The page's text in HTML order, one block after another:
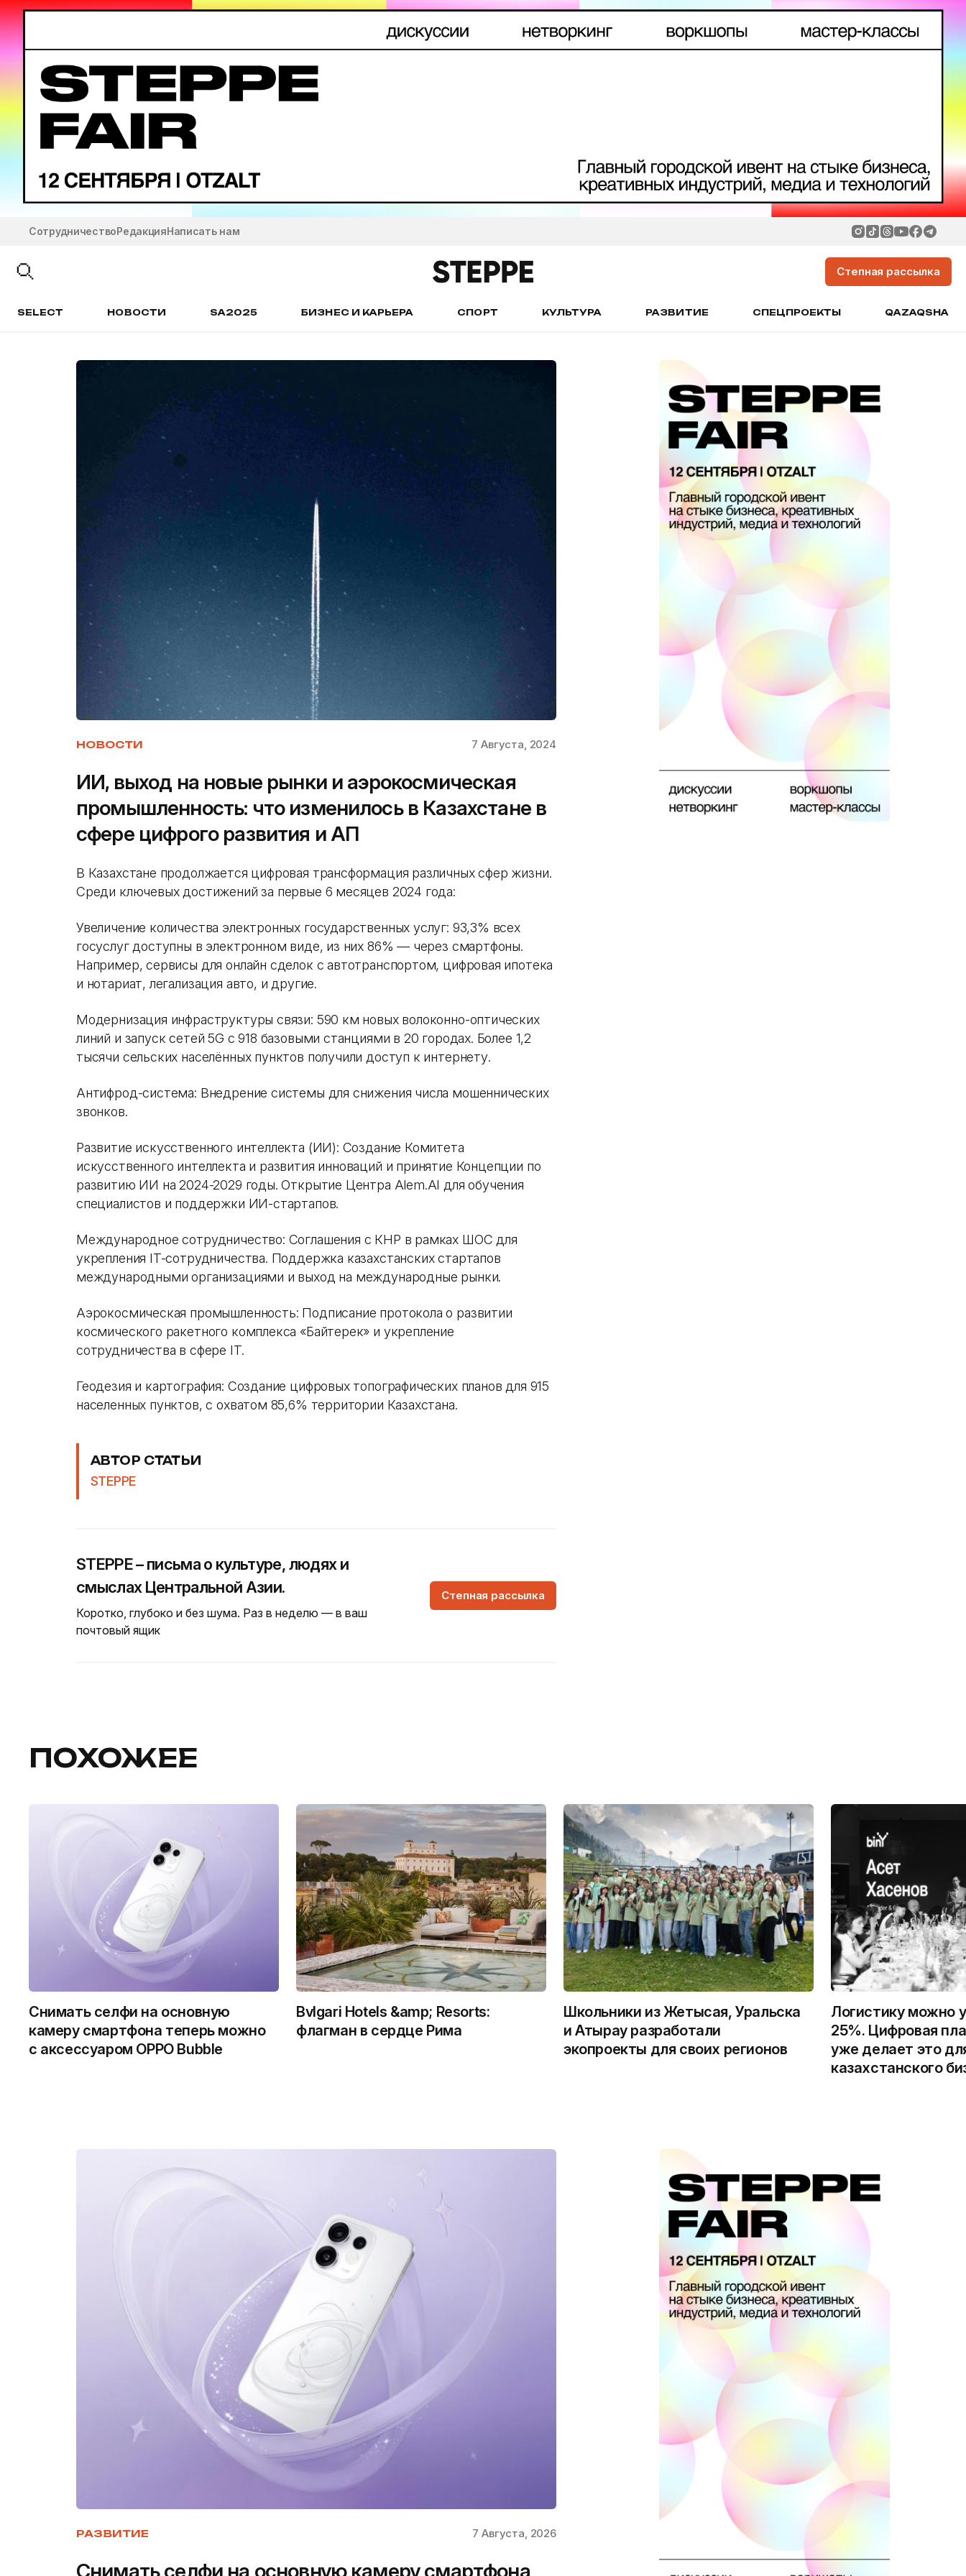
СотрудничествоРедакцияНаписать нам
Степная рассылка
SELECT НОВОСТИ SA2025 БИЗНЕС И КАРЬЕРА СПОРТ КУЛЬТУРА РАЗВИТИЕ СПЕЦПРОЕКТЫ QAZAQSHA
НОВОСТИ 7 Августа, 2024
ИИ, выход на новые рынки и аэрокосмическая
промышленность: что изменилось в Казахстане в
сфере цифрого развития и АП
В Казахстане продолжается цифровая трансформация различных сфер жизни.
Среди ключевых достижений за первые 6 месяцев 2024 года:
Увеличение количества электронных государственных услуг: 93,3% всех
госуслуг доступны в электронном виде, из них 86% — через смартфоны.
Например, сервисы для онлайн сделок с автотранспортом, цифровая ипотека
и нотариат, легализация авто, и другие.
Модернизация инфраструктуры связи: 590 км новых волоконно-оптических
линий и запуск сетей 5G с 918 базовыми станциями в 20 городах. Более 1,2
тысячи сельских населённых пунктов получили доступ к интернету.
Антифрод-система: Внедрение системы для снижения числа мошеннических
звонков.
Развитие искусственного интеллекта (ИИ): Создание Комитета
искусственного интеллекта и развития инноваций и принятие Концепции по
развитию ИИ на 2024-2029 годы. Открытие Центра Alem.AI для обучения
специалистов и поддержки ИИ-стартапов.
Международное сотрудничество: Соглашения с КНР в рамках ШОС для
укрепления IT-сотрудничества. Поддержка казахстанских стартапов
международными организациями и выход на международные рынки.
Аэрокосмическая промышленность: Подписание протокола о развитии
космического ракетного комплекса «Байтерек» и укрепление
сотрудничества в сфере IT.
Геодезия и картография: Создание цифровых топографических планов для 915
населенных пунктов, с охватом 85,6% территории Казахстана.
АВТОР СТАТЬИ
STEPPE
STEPPE – письма о культуре, людях и
смыслах Центральной Азии.
Коротко, глубоко и без шума. Раз в неделю — в ваш
почтовый ящик
Степная рассылка
ПОХОЖЕЕ
Снимать селфи на основную
камеру смартфона теперь можно
с аксессуаром OPPO Bubble
Bvlgari Hotels &amp; Resorts:
флагман в сердце Рима
Школьники из Жетысая, Уральска
и Атырау разработали
экопроекты для своих регионов
Логистику можно
25%. Цифровая
уже делает это
казахстанского
РАЗВИТИЕ 7 Августа, 2026
Снимать селфи на основную камеру смартфона